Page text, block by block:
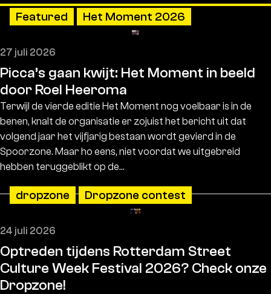
27 juli 2026
Featured Het Moment 2026
Picca’s gaan kwijt: Het Moment in beeld
door Roel Heeroma
Terwijl de vierde editie Het Moment nog voelbaar is in de
benen, knalt de organisatie er zojuist het bericht uit dat
volgend jaar het vijfjarig bestaan wordt gevierd in de
Spoorzone. Maar ho eens, niet voordat we uitgebreid
hebben teruggeblikt op de…
24 juli 2026
dropzone Dropzone contest
Optreden tijdens Rotterdam Street
Culture Week Festival 2026? Check onze
Dropzone!